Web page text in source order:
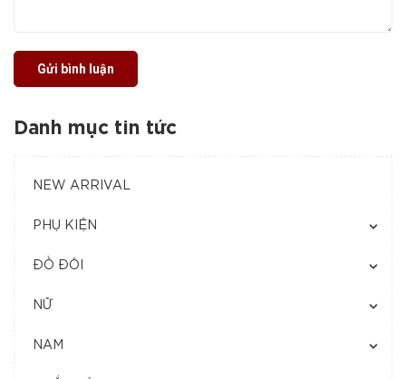
Gửi bình luận
Danh mục tin tức
NEW ARRIVAL
PHỤ KIỆN
ĐỒ ĐÔI
NỮ
NAM